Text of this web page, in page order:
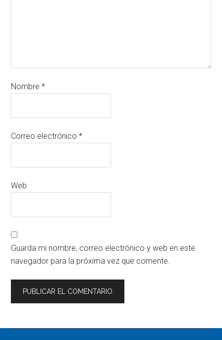
Nombre*
Correo electrónico*
Web
Guarda mi nombre, correo electrónico y web en este
navegador para la próxima vez que comente.